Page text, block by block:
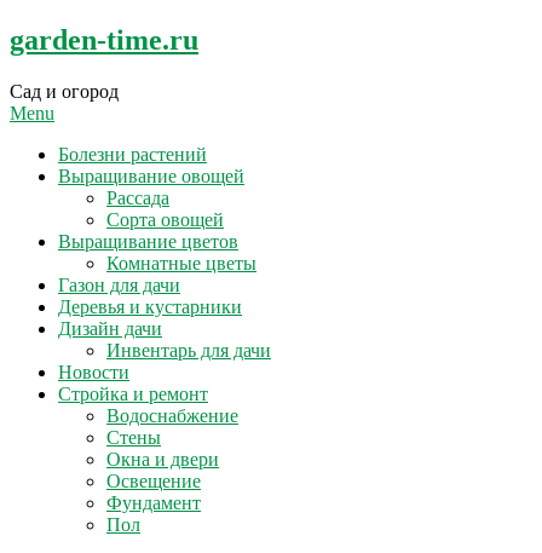
Skip
to
garden-time.ru
Сад и огород
Menu
Болезни растений
Выращивание овощей
Рассада
Сорта овощей
Выращивание цветов
Комнатные цветы
Газон для дачи
Деревья и кустарники
Дизайн дачи
Инвентарь для дачи
Новости
Стройка и ремонт
Водоснабжение
Стены
Окна и двери
Освещение
Фундамент
Пол